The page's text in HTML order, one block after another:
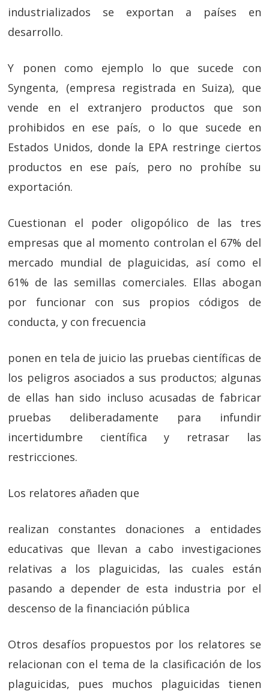
industrializados se exportan a países en
desarrollo.
Y ponen como ejemplo lo que sucede con
Syngenta, (empresa registrada en Suiza), que
vende en el extranjero productos que son
prohibidos en ese país, o lo que sucede en
Estados Unidos, donde la EPA restringe ciertos
productos en ese país, pero no prohíbe su
exportación.
Cuestionan el poder oligopólico de las tres
empresas que al momento controlan el 67% del
mercado mundial de plaguicidas, así como el
61% de las semillas comerciales. Ellas abogan
por funcionar con sus propios códigos de
conducta, y con frecuencia
ponen en tela de juicio las pruebas científicas de
los peligros asociados a sus productos; algunas
de ellas han sido incluso acusadas de fabricar
pruebas deliberadamente para infundir
incertidumbre científica y retrasar las
restricciones.
Los relatores añaden que
realizan constantes donaciones a entidades
educativas que llevan a cabo investigaciones
relativas a los plaguicidas, las cuales están
pasando a depender de esta industria por el
descenso de la financiación pública
Otros desafíos propuestos por los relatores se
relacionan con el tema de la clasificación de los
plaguicidas, pues muchos plaguicidas tienen